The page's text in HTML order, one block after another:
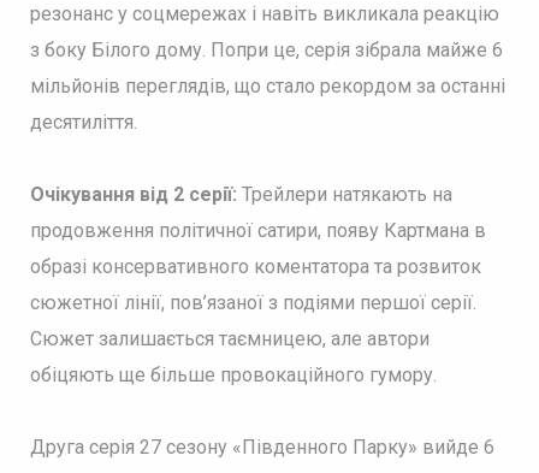
резонанс у соцмережах і навіть викликала реакцію
з боку Білого дому. Попри це, серія зібрала майже 6
мільйонів переглядів, що стало рекордом за останні
десятиліття.
Очікування від 2 серії: Трейлери натякають на
продовження політичної сатири, появу Картмана в
образі консервативного коментатора та розвиток
сюжетної лінії, пов’язаної з подіями першої серії.
Сюжет залишається таємницею, але автори
обіцяють ще більше провокаційного гумору.
Друга серія 27 сезону «Південного Парку» вийде 6